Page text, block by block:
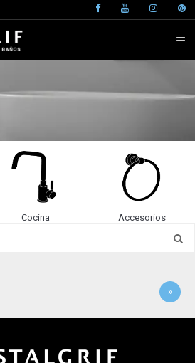
Cocina Accesorios
»